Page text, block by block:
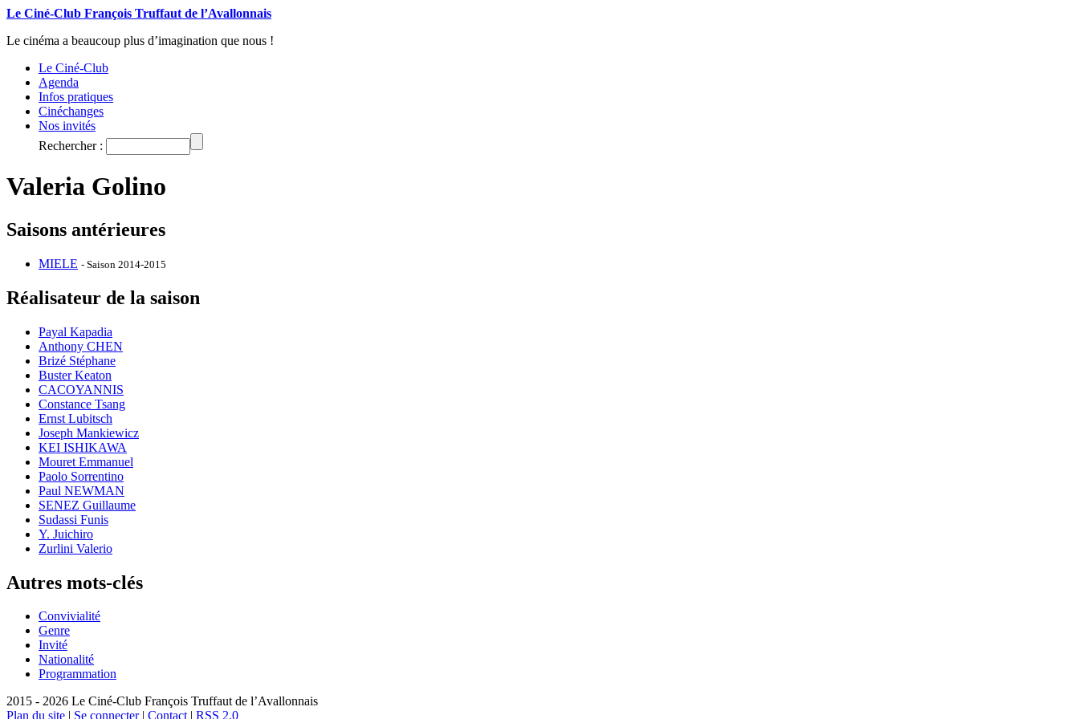
Le Ciné-Club François Truffaut de l’Avallonnais
Le cinéma a beaucoup plus d’imagination que nous !
Le Ciné-Club
Agenda
Infos pratiques
Cinéchanges
Nos invités
Rechercher :
Valeria Golino
Saisons antérieures
MIELE - Saison 2014-2015
Réalisateur de la saison
Payal Kapadia
Anthony CHEN
Brizé Stéphane
Buster Keaton
CACOYANNIS
Constance Tsang
Ernst Lubitsch
Joseph Mankiewicz
KEI ISHIKAWA
Mouret Emmanuel
Paolo Sorrentino
Paul NEWMAN
SENEZ Guillaume
Sudassi Funis
Y. Juichiro
Zurlini Valerio
Autres mots-clés
Convivialité
Genre
Invité
Nationalité
Programmation
2015 - 2026 Le Ciné-Club François Truffaut de l’Avallonnais
Plan du site | Se connecter| Contact | RSS 2.0